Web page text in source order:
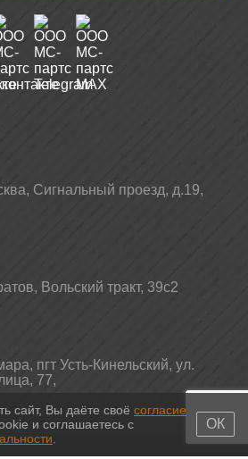
, Сигнальный проезд, д.19,
, Вольский тракт, 39с2
, пгт Усть-Кинельский, ул.
77,
сайт, Вы даёте своё согласие
и соглашаетесь с
ОК